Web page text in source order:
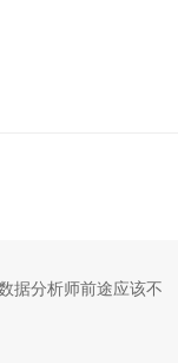
据分析师前途应该不